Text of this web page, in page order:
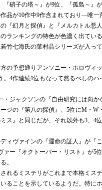
『硝子の塔～』が9位、『孤島～』
作品が10作中9作含まれており―唯
『幻月と探偵』と『メルカトル悪
ランキングの特色が色濃く出てい
竹七海氏の葉村晶シリーズが入っ
の予想通りアンソニー・ホロヴィ
。4作連続1位もなって然るべしのハ
・ジャクソンの『自由研究には向
ジの『第八の探偵』、5位にM・W
ス』と同じだが、それ以外も3、4
ィヴァインの『運命の証人』が『
ァー『オクトーバー・リスト』が5
。
れるミステリがこれまで本格ミス
ることを示しているようだ。特に